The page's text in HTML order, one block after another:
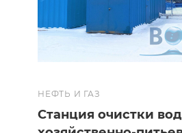
НЕФТЬ И ГАЗ
Станция очистки